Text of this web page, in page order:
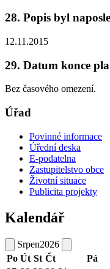
28. Popis byl
12.11.2015
29. Datum konce
Bez časového omezení.
Úřad
Povinné informace
Úřední deska
E-podatelna
Zastupitelstvo obce
Životní situace
Publicita projekty
Kalendář
Srpen2026
Po Út St Čt Pá